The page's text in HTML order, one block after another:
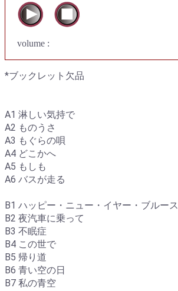
volume :
*ブックレット欠品
A1 淋しい気持で
A2 ものうさ
A3 もぐらの唄
A4 どこかへ
A5 もしも
A6 バスが走る
B1 ハッピー・ニュー・イヤー・ブルース
B2 夜汽車に乗って
B3 不眠症
B4 この世で
B5 帰り道
B6 青い空の日
B7 私の青空